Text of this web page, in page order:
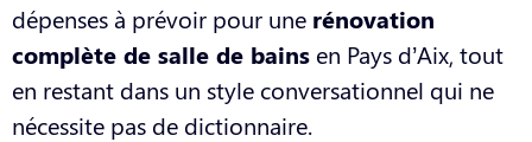
dépenses à prévoir pour une rénovation
complète de salle de bains en Pays d’Aix, tout
en restant dans un style conversationnel qui ne
nécessite pas de dictionnaire.